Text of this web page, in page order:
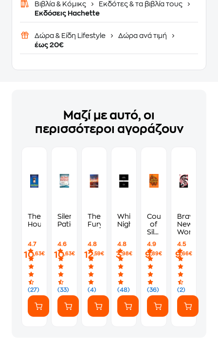
Βιβλία & Κόμικς
Εκδότες & τα βιβλία τους
Εκδόσεις Hachette
Δώρα & Είδη Lifestyle
Δώρα ανά τιμή
έως 20€
Μαζί με αυτό, οι
περισσότεροι αγοράζουν
The
Housemaid
4.7
(27)
10,63€
Silent
Patient
4.6
(33)
10,63€
The
Fury
4.8
(4)
12,59€
White
Nights
4.8
(48)
3,98€
Court
of
Silver
4.9
(36)
9,89€
Brave
New
World
4.5
(2)
9,66€